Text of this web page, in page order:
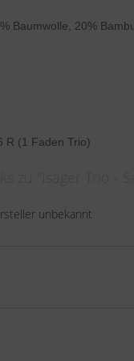
Baumwolle, 20%
R (1 Faden Trio)
unbekannt